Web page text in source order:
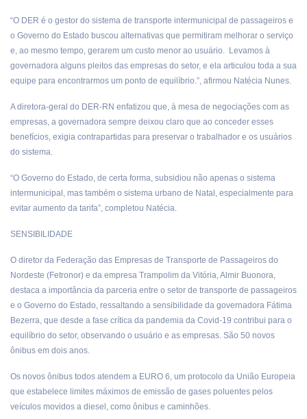
“O DER é o gestor do sistema de transporte intermunicipal de passageiros e
o Governo do Estado buscou alternativas que permitiram melhorar o serviço
e, ao mesmo tempo, gerarem um custo menor ao usuário. Levamos à
governadora alguns pleitos das empresas do setor, e ela articulou toda a sua
equipe para encontrarmos um ponto de equilíbrio.”, afirmou Natécia Nunes.
A diretora-geral do DER-RN enfatizou que, à mesa de negociações com as
empresas, a governadora sempre deixou claro que ao conceder esses
benefícios, exigia contrapartidas para preservar o trabalhador e os usuários
do sistema.
“O Governo do Estado, de certa forma, subsidiou não apenas o sistema
intermunicipal, mas também o sistema urbano de Natal, especialmente para
evitar aumento da tarifa”, completou Natécia.
SENSIBILIDADE
O diretor da Federação das Empresas de Transporte de Passageiros do
Nordeste (Fetronor) e da empresa Trampolim da Vitória, Almir Buonora,
destaca a importância da parceria entre o setor de transporte de passageiros
e o Governo do Estado, ressaltando a sensibilidade da governadora Fátima
Bezerra, que desde a fase crítica da pandemia da Covid-19 contribui para o
equilíbrio do setor, observando o usuário e as empresas. São 50 novos
ônibus em dois anos.
Os novos ônibus todos atendem a EURO 6, um protocolo da União Europeia
que estabelece limites máximos de emissão de gases poluentes pelos
veículos movidos a diesel, como ônibus e caminhões.